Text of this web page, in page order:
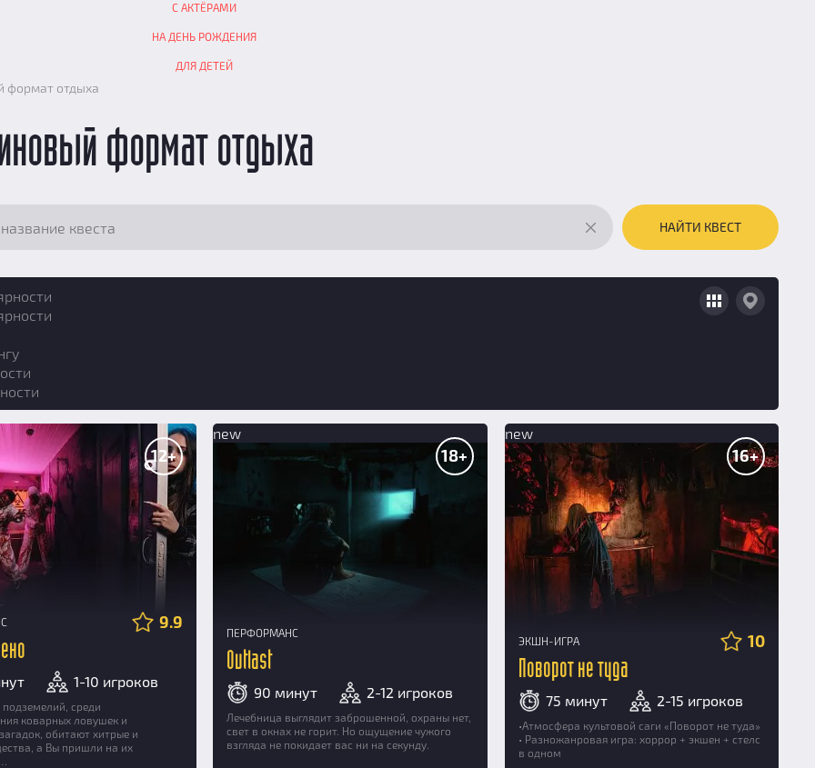
С АКТЁРАМИ
НА ДЕНЬ РОЖДЕНИЯ
ДЛЯ ДЕТЕЙ
формат отдыха
формат отдыха
НАЙТИ КВЕСТ
12+
9.9
1-10 игроков
среди
коварных ловушек и
обитают хитрые и
а Вы пришли на их
18+
new
ПЕРФОРМАНС
Outlast
90 минут 2-12 игроков
Лечебница выглядит заброшенной, охраны нет,
свет в окнах не горит. Но ощущение чужого
взгляда не покидает вас ни на секунду.
16+
new
ЭКШН-ИГРА 10
Поворот не туда
75 минут 2-15 игроков
•Атмосфера культовой саги «Поворот не туда»
• Разножанровая игра: хоррор + экшен + стелс
в одном